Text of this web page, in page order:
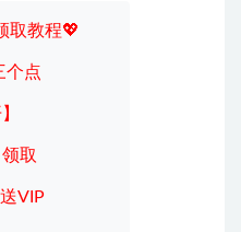
取教程💖
个点
录】领取
VIP